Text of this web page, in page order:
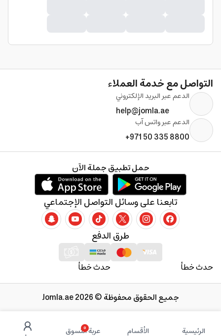
الرئيسية الأقسام 0
عربة التسوق
التواصل مع خدمة العملاء
الدعم عبر البريد الإلكتروني
help@jomla.ae
الدعم عبر واتس آب
+971 50 335 8800
حدث خطأ حدث خطأ
طرق الدفع
تابعنا على وسائل التواصل الإجتماعي
حمل تطبيق جملة الآن
جميع الحقوق محفوظة © 2026 Jomla.ae